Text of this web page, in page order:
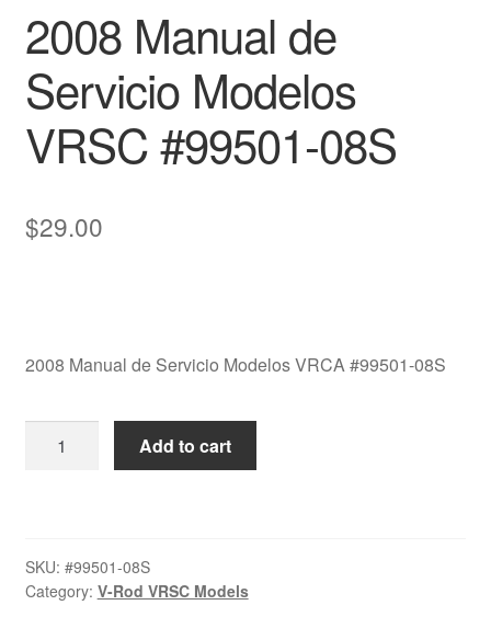
2008 Manual de
Servicio Modelos
VRSC #99501-08S
$29.00
2008 Manual de Servicio Modelos VRCA #99501-08S
2008
VRSC
#99501-
Add to cart
SKU: #99501-08S
Category: V-Rod VRSC Models